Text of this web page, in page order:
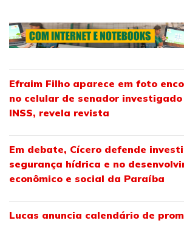
Efraim Filho aparece em foto
no celular de senador
INSS, revela revista
Em debate, Cícero defende
segurança hídrica e no
econômico e social da Paraíba
Lucas anuncia calendário de